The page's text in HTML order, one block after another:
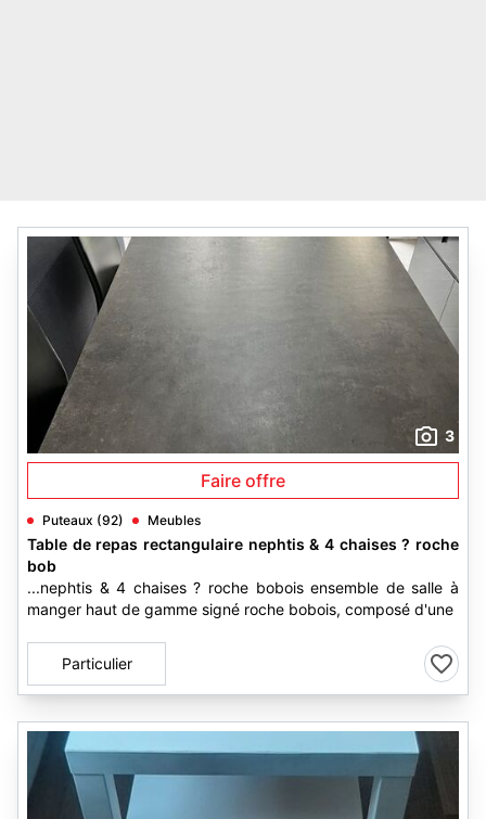
3
Faire offre
Puteaux (92) Meubles
Table de repas rectangulaire nephtis & 4 chaises ? roche
bob
...nephtis & 4 chaises ? roche bobois ensemble de salle à
manger haut de gamme signé roche bobois, composé d'une
Particulier